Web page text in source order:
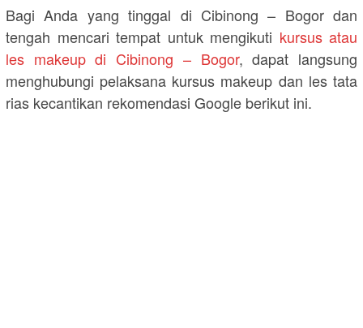
Bagi Anda yang tinggal di Cibinong – Bogor dan
tengah mencari tempat untuk mengikuti kursus atau
les makeup di Cibinong – Bogor, dapat langsung
menghubungi pelaksana kursus makeup dan les tata
rias kecantikan rekomendasi Google berikut ini.